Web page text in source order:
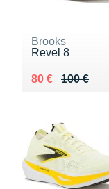
Brooks
Revel 8
100 €
Au lieu de 100 €
80 €
Vendu 80 €